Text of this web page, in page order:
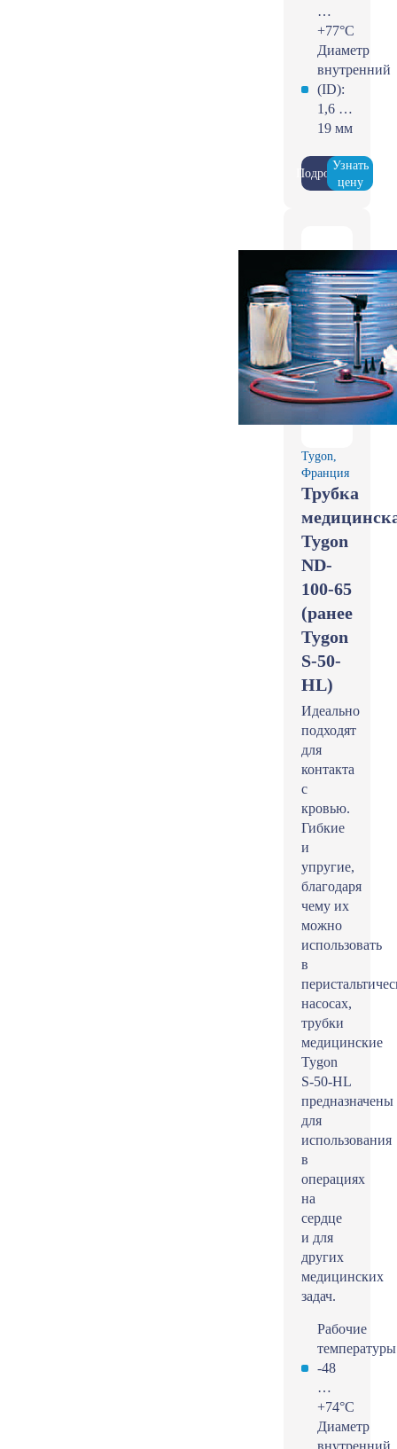
…
+77°С
Диаметр
внутренний
(ID):
1,6 …
19 мм
Подробнее
Узнать
цену
Tygon,
Франция
Трубка
Tygon
ND-
100-65
(ранее
Tygon
S-50-
HL)
Идеально
подходят
для
контакта
с
кровью.
Гибкие
и
упругие,
благодаря
чему их
можно
использовать
в
насосах,
трубки
медицинские
Tygon
S-50-HL
предназначены
для
использования
в
операциях
на
сердце
и для
других
медицинских
задач.
Рабочие
-48
…
+74°С
Диаметр